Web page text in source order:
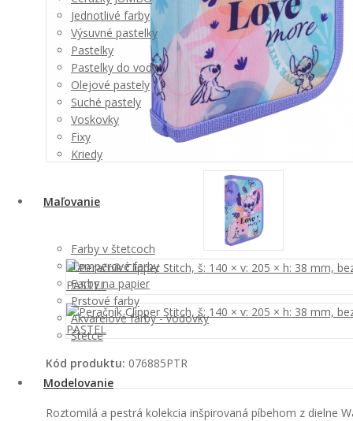
Jednotlivé farby
Výsuvné pastelky
Pastelky
Pastelky do vody
Olejové pastely
Suché pastely
Voskovky
Fixy
Kriedy
Maľovanie
Farby v štetcoch
Temperové farby
Farby na papier
Prstové farby
Akvarelové farby - vodovky
Štetce
Modelovanie
Kód produktu: 076885PTR
Roztomilá a pestrá kolekcia inšpirovaná píbehom z dielne